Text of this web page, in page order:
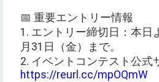
📅 重要エントリー情報
1. エントリー締切日：本日
月31日（金）まで。
2. イベントコンテスト公式
https://reurl.cc/mpOQmW